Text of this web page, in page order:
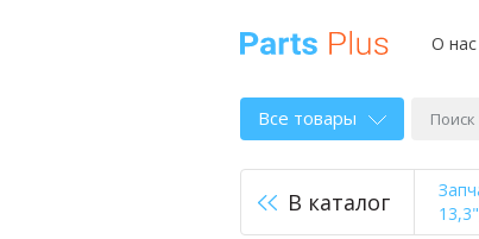
О нас
Все товары
В каталог